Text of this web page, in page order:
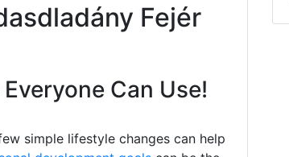
Fejér
Can Use!
simple lifestyle changes can help